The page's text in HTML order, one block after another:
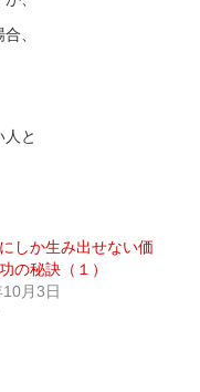
、
と
しか生み出せない価
の秘訣（１）
月3日